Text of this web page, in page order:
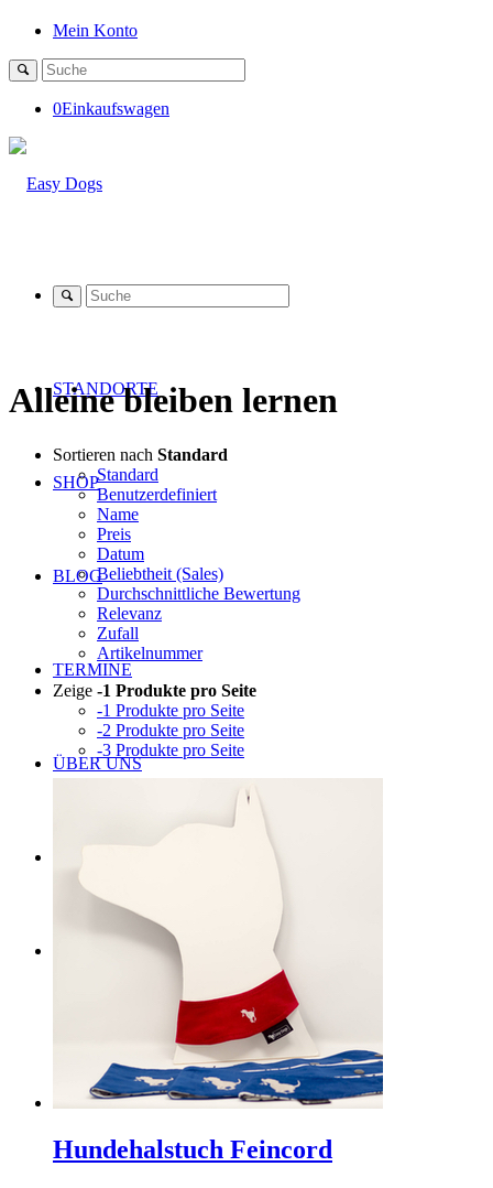
Mein Konto
0Einkaufswagen
STANDORTE
SHOP
BLOG
TERMINE
ÜBER UNS
Alleine bleiben lernen
Sortieren nach Standard
Standard
Benutzerdefiniert
Name
Preis
Datum
Beliebtheit (Sales)
Durchschnittliche Bewertung
Relevanz
Zufall
Artikelnummer
Zeige -1 Produkte pro Seite
-1 Produkte pro Seite
-2 Produkte pro Seite
-3 Produkte pro Seite
Hundehalstuch Feincord